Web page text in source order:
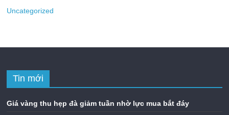
Uncategorized
Tin mới
Giá vàng thu hẹp đà giảm tuần nhờ lực mua bắt đáy